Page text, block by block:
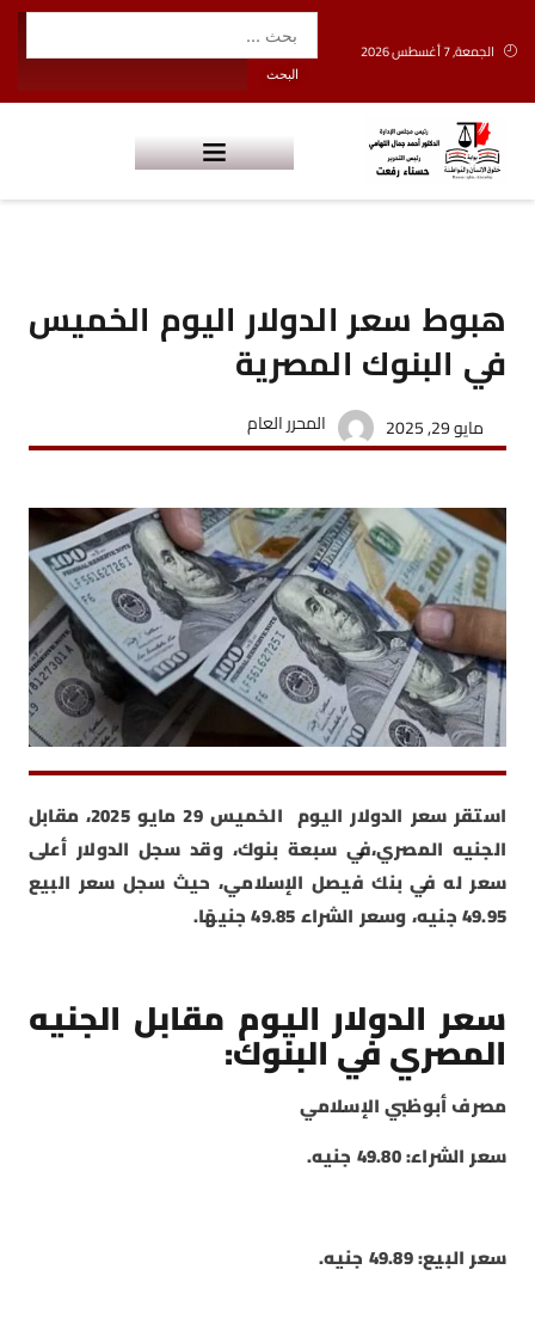
الجمعة, 7 أغسطس 2026
هبوط سعر الدولار اليوم الخميس
في البنوك المصرية
مايو 29, 2025 المحرر العام
استقر سعر الدولار اليوم الخميس 29 مايو 2025، مقابل
الجنيه المصري،في سبعة بنوك، وقد سجل الدولار أعلى
سعر له في بنك فيصل الإسلامي، حيث سجل سعر البيع
49.95 جنيه، وسعر الشراء 49.85 جنيهًا.
سعر الدولار اليوم مقابل الجنيه
المصري في البنوك:
مصرف أبوظبي الإسلامي
سعر الشراء: 49.80 جنيه.
سعر البيع: 49.89 جنيه.